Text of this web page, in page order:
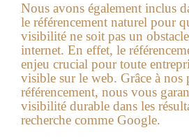
Nous avons également inclus
le référencement naturel pour
visibilité ne soit pas un
internet. En effet, le
enjeu crucial pour toute
visible sur le web. Grâce à nos
référencement, nous vous
visibilité durable dans les
recherche comme Google.